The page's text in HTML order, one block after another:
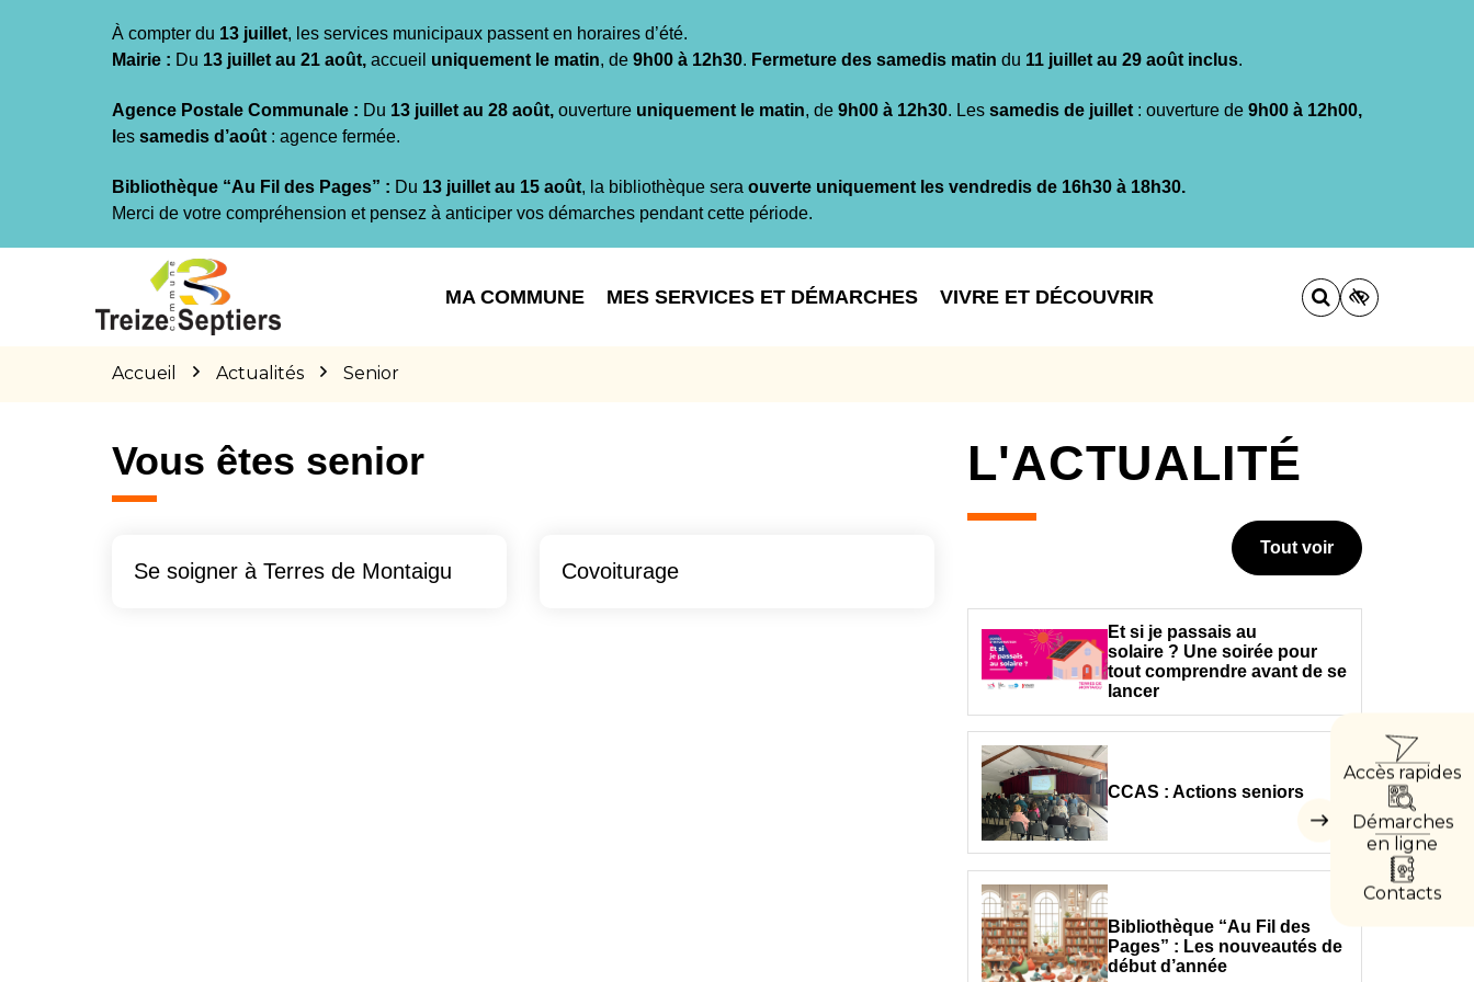
À compter du 13 juillet, les services municipaux passent en horaires d’été.
Mairie : Du 13 juillet au 21 août, accueil uniquement le matin, de 9h00 à 12h30. Fermeture des samedis matin du 11 juillet au 29 août inclus.
Agence Postale Communale : Du 13 juillet au 28 août, ouverture uniquement le matin, de 9h00 à 12h30. Les samedis de juillet : ouverture de 9h00 à 12h00,
es samedis d’août : agence fermée.
Bibliothèque “Au Fil des Pages” : Du 13 juillet au 15 août, la bibliothèque sera ouverte uniquement les vendredis de 16h30 à 18h30.
Merci de votre compréhension et pensez à anticiper vos démarches pendant cette période.
MA COMMUNE MES SERVICES ET DÉMARCHES VIVRE ET DÉCOUVRIR
Accueil Actualités Senior
Masquer
accès
directs
Accès rapides
Démarches
en ligne
Contacts
Vous êtes senior
Se soigner à Terres de Montaigu Covoiturage
L'ACTUALITÉ
Tout voir
Et si je passais au
solaire ? Une soirée pour
tout comprendre avant de se
lancer
CCAS : Actions seniors
Bibliothèque “Au Fil des
Pages” : Les nouveautés de
début d’année